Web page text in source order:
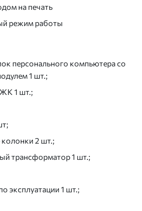
на печать
режим работы
персонального компьютера со
1 шт.;
1 шт.;
колонки 2 шт.;
трансформатор 1 шт.;
эксплуатации 1 шт.;